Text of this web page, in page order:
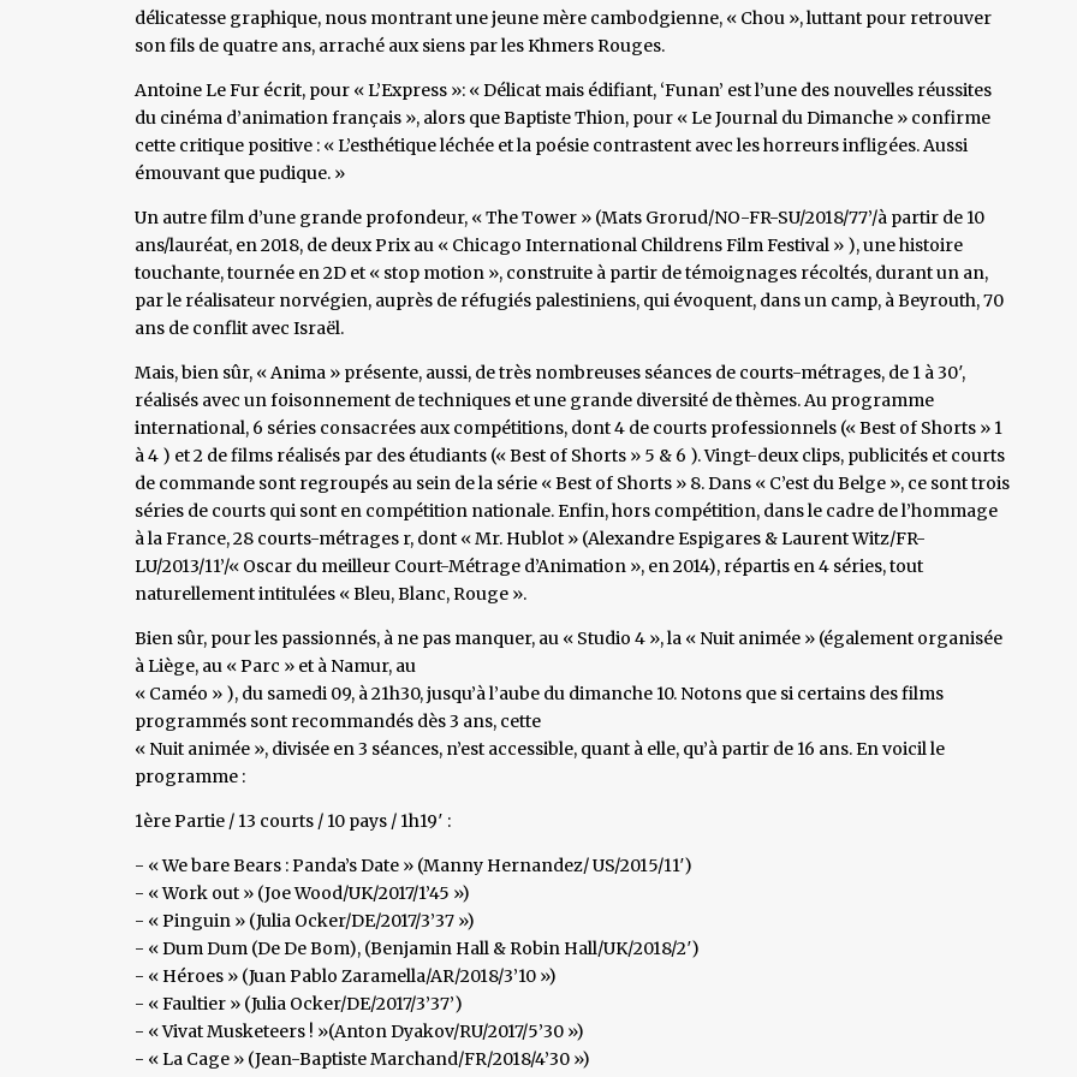
délicatesse graphique, nous montrant une jeune mère cambodgienne, « Chou », luttant pour retrouver
son fils de quatre ans, arraché aux siens par les Khmers Rouges.
Antoine Le Fur écrit, pour « L’Express »: « Délicat mais édifiant, ‘Funan’ est l’une des nouvelles réussites
du cinéma d’animation français », alors que Baptiste Thion, pour « Le Journal du Dimanche » confirme
cette critique positive : « L’esthétique léchée et la poésie contrastent avec les horreurs infligées. Aussi
émouvant que pudique. »
Un autre film d’une grande profondeur, « The Tower » (Mats Grorud/NO-FR-SU/2018/77’/à partir de 10
ans/lauréat, en 2018, de deux Prix au « Chicago International Childrens Film Festival » ), une histoire
touchante, tournée en 2D et « stop motion », construite à partir de témoignages récoltés, durant un an,
par le réalisateur norvégien, auprès de réfugiés palestiniens, qui évoquent, dans un camp, à Beyrouth, 70
ans de conflit avec Israël.
Mais, bien sûr, « Anima » présente, aussi, de très nombreuses séances de courts-métrages, de 1 à 30′,
réalisés avec un foisonnement de techniques et une grande diversité de thèmes. Au programme
international, 6 séries consacrées aux compétitions, dont 4 de courts professionnels (« Best of Shorts » 1
à 4 ) et 2 de films réalisés par des étudiants (« Best of Shorts » 5 & 6 ). Vingt-deux clips, publicités et courts
de commande sont regroupés au sein de la série « Best of Shorts » 8. Dans « C’est du Belge », ce sont trois
séries de courts qui sont en compétition nationale. Enfin, hors compétition, dans le cadre de l’hommage
à la France, 28 courts-métrages r, dont « Mr. Hublot » (Alexandre Espigares & Laurent Witz/FR-
LU/2013/11’/« Oscar du meilleur Court-Métrage d’Animation », en 2014), répartis en 4 séries, tout
naturellement intitulées « Bleu, Blanc, Rouge ».
Bien sûr, pour les passionnés, à ne pas manquer, au « Studio 4 », la « Nuit animée » (également organisée
à Liège, au « Parc » et à Namur, au
« Caméo » ), du samedi 09, à 21h30, jusqu’à l’aube du dimanche 10. Notons que si certains des films
programmés sont recommandés dès 3 ans, cette
« Nuit animée », divisée en 3 séances, n’est accessible, quant à elle, qu’à partir de 16 ans. En voicil le
programme :
1ère Partie / 13 courts / 10 pays / 1h19′ :
- « We bare Bears : Panda’s Date » (Manny Hernandez/ US/2015/11′)
- « Work out » (Joe Wood/UK/2017/1’45 »)
- « Pinguin » (Julia Ocker/DE/2017/3’37 »)
- « Dum Dum (De De Bom), (Benjamin Hall & Robin Hall/UK/2018/2′)
- « Héroes » (Juan Pablo Zaramella/AR/2018/3’10 »)
- « Faultier » (Julia Ocker/DE/2017/3’37’)
- « Vivat Musketeers ! »(Anton Dyakov/RU/2017/5’30 »)
- « La Cage » (Jean-Baptiste Marchand/FR/2018/4’30 »)